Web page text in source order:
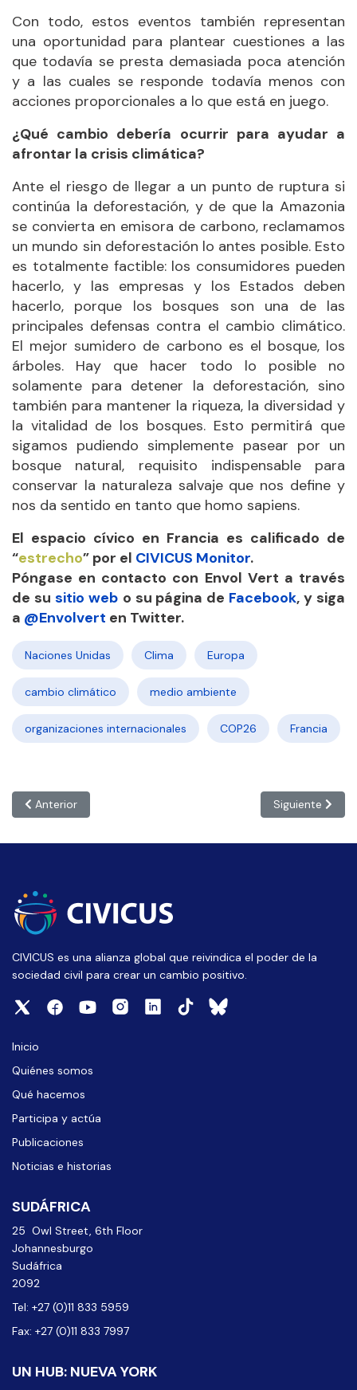
Con todo, estos eventos también representan
una oportunidad para plantear cuestiones a las
que todavía se presta demasiada poca atención
y a las cuales se responde todavía menos con
acciones proporcionales a lo que está en juego.
¿Qué cambio debería ocurrir para ayudar a
afrontar la crisis climática?
Ante el riesgo de llegar a un punto de ruptura si
continúa la deforestación, y de que la Amazonia
se convierta en emisora de carbono, reclamamos
un mundo sin deforestación lo antes posible. Esto
es totalmente factible: los consumidores pueden
hacerlo, y las empresas y los Estados deben
hacerlo, porque los bosques son una de las
principales defensas contra el cambio climático.
El mejor sumidero de carbono es el bosque, los
árboles. Hay que hacer todo lo posible no
solamente para detener la deforestación, sino
también para mantener la riqueza, la diversidad y
la vitalidad de los bosques. Esto permitirá que
sigamos pudiendo simplemente pasear por un
bosque natural, requisito indispensable para
conservar la naturaleza salvaje que nos define y
nos da sentido en tanto que homo sapiens.
El espacio cívico en Francia es calificado de
“estrecho” por el CIVICUS Monitor.
Póngase en contacto con Envol Vert a través
de su sitio web o su página de Facebook, y siga
a @Envolvert en Twitter.
Naciones Unidas Clima Europa
cambio climático medio ambiente
organizaciones internacionales COP26 Francia
Artículo anterior: COP26: “El norte global debe rendir
Anterior Artículo
Siguiente
CIVICUS es una alianza global que reivindica el poder de la
sociedad civil para crear un cambio positivo.
Inicio
Quiénes somos
Qué hacemos
Participa y actúa
Publicaciones
Noticias e historias
SUDÁFRICA
25 Owl Street, 6th Floor
Johannesburgo
Sudáfrica
2092
Tel: +27 (0)11 833 5959
Fax: +27 (0)11 833 7997
UN HUB: NUEVA YORK